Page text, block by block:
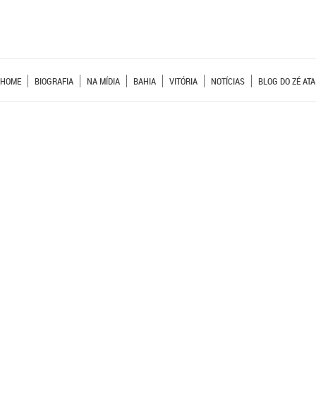
HOME BIOGRAFIA NA MÍDIA BAHIA VITÓRIA NOTÍCIAS BLOG DO ZÉ